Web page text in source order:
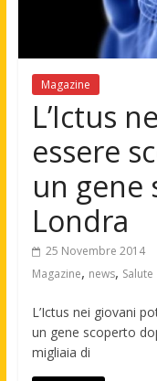
Magazine
L’Ictus
essere
un gene
Londra
25 Novembre 2014
Magazine, news, Salute
L’Ictus nei giovani
un gene scoperto
migliaia di